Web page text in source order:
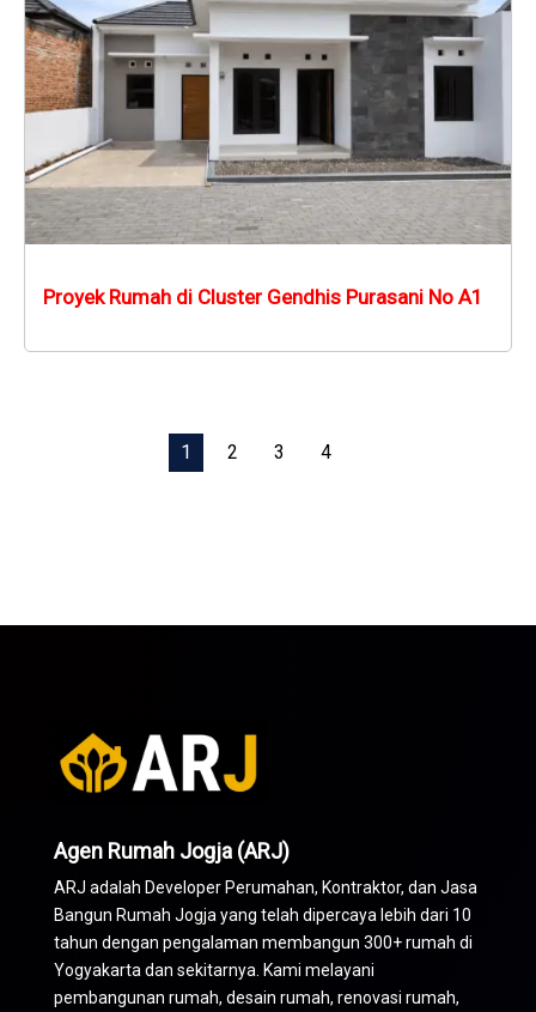
Proyek Rumah di Cluster Gendhis Purasani No A1
1 2 3 4
Agen Rumah Jogja (ARJ)
ARJ adalah Developer Perumahan, Kontraktor, dan Jasa
Bangun Rumah Jogja yang telah dipercaya lebih dari 10
tahun dengan pengalaman membangun 300+ rumah di
Yogyakarta dan sekitarnya. Kami melayani
pembangunan rumah, desain rumah, renovasi rumah,